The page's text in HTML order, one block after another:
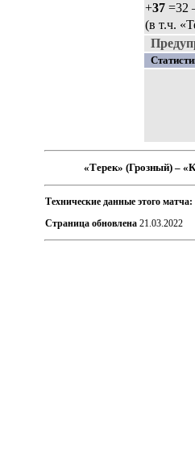
+37 =32
(в т.ч.
«Терек» (Грозный) –
Технические данные этого матча:
Страница обновлена 21.03.2022